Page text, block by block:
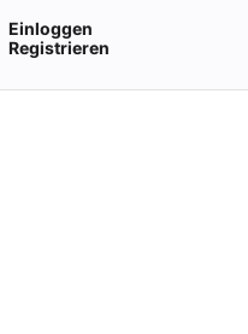
Einloggen
Registrieren